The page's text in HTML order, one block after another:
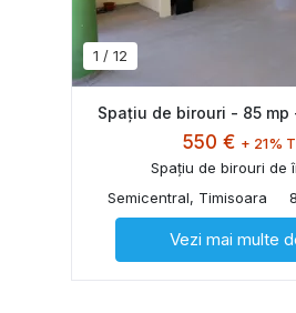
1 / 12
Spațiu de birouri - 85
550 € + 21%
Spațiu de birouri de
Semicentral, Timisoara
Vezi mai multe